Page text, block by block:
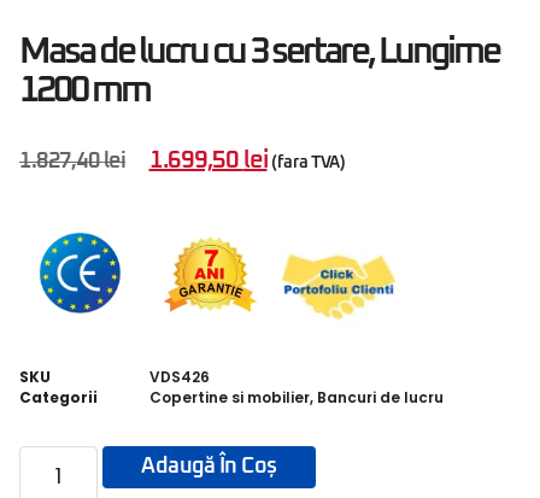
Masa de lucru cu 3 sertare, Lungime
1200 mm
1.827,40lei 1.699,50 lei (fara TVA)
SKU
VDS426
Categorii
Copertine si mobilier, Bancuri de lucru
Adaugă În Coș